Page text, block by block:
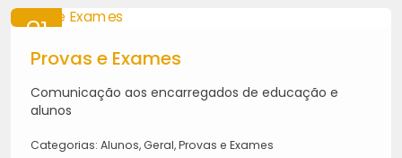
21
MAI
2026
Provas e Exames
Comunicação aos encarregados de educação e
alunos
Categorias: Alunos, Geral, Provas e Exames